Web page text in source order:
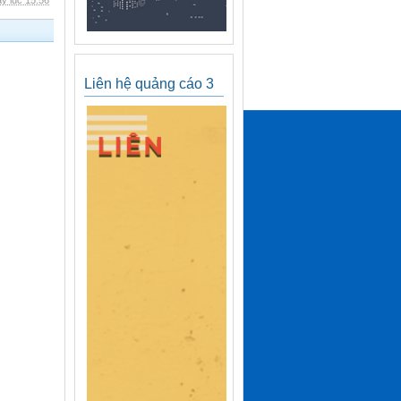
Liên hệ quảng cáo 3